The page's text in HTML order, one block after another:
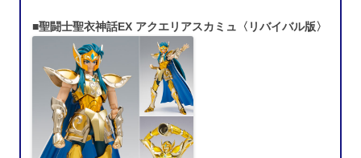
■聖闘士聖衣神話EX アクエリアスカミュ〈リバイバル版〉